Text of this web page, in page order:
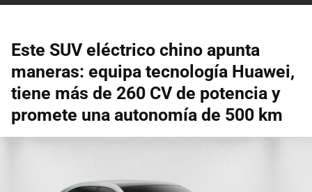
Este SUV eléctrico chino apunta
maneras: equipa tecnología Huawei,
tiene más de 260 CV de potencia y
promete una autonomía de 500 km